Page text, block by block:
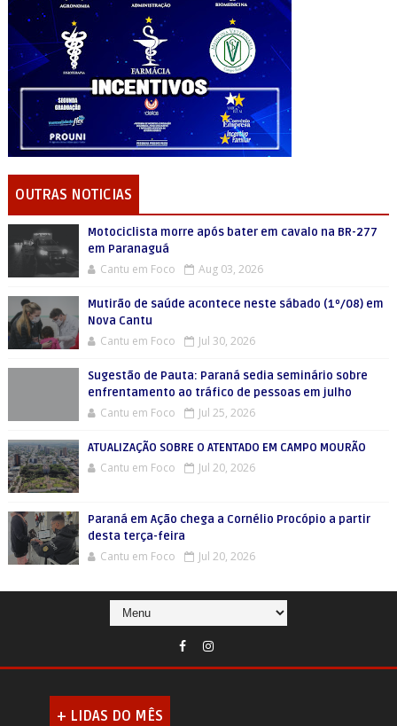
OUTRAS NOTICIAS
Motociclista morre após bater em cavalo na BR-277
em Paranaguá
Cantu em Foco Aug 03, 2026
Mutirão de saúde acontece neste sábado (1º/08) em
Nova Cantu
Cantu em Foco Jul 30, 2026
Sugestão de Pauta: Paraná sedia seminário sobre
enfrentamento ao tráfico de pessoas em julho
Cantu em Foco Jul 25, 2026
ATUALIZAÇÃO SOBRE O ATENTADO EM CAMPO MOURÃO
Cantu em Foco Jul 20, 2026
Paraná em Ação chega a Cornélio Procópio a partir
desta terça-feira
Cantu em Foco Jul 20, 2026
+ LIDAS DO MÊS